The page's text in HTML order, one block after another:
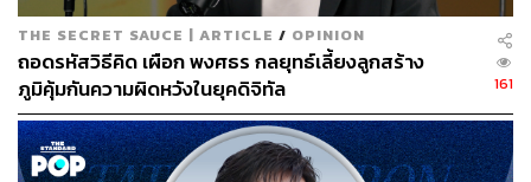
มอบแรงบันดาลใจอะไรบางอย่างออกมาหรือเปล่า ตอนที่
คิมแทรีมาออดิชัน มันเป็นความรู้สึกที่รู้เลยว่าคนนี้ใช่แล้ว
เรียกว่าเป็นการตัดสินใจจากสัญชาตญาณนะครับ การแสดง
ของคิมแทรีในวันนั้นแตกต่างจากคนอื่น แล้วยังมีเอกลักษณ์
บางอย่างของตัวเองด้วย”
THE SECRET SAUCE | ARTICLE / OPINION
ถอดรหัสวิธีคิด เผือก พงศธร กลยุทธ์เลี้ยงลูกสร้าง
ภูมิคุ้มกันความผิดหวังในยุคดิจิทัล
161